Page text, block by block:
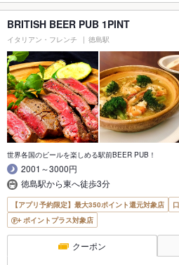
BRITISH BEER PUB 1PINT
イタリアン・フレンチ 徳島駅
世界各国のビールを楽しめる駅前BEER PUB！
2001～3000円
徳島駅から東へ徒歩3分
【アプリ予約限定】最大350ポイント還元対象店
ポイントプラス対象店
クーポン